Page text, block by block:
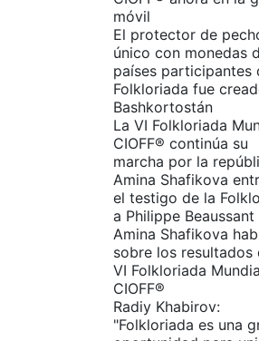
móvil
El protector de
único con monedas
países participantes
Folkloriada fue
Bashkortostán
La VI Folkloriada
CIOFF®️ continúa su
marcha por la
Amina Shafikova
el testigo de la
a Philippe Beaussant‎
Amina Shafikova
sobre los resultados
VI Folkloriada
CIOFF®️
Radiy Khabirov:
"Folkloriada es una